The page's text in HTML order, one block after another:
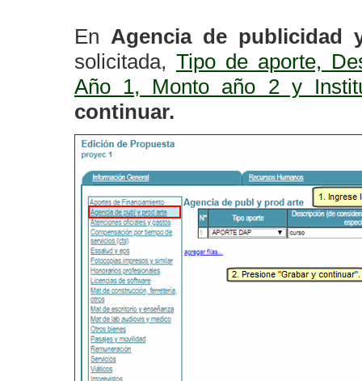
En Agencia de publicidad
solicitada, Tipo de aporte,
Año 1, Monto año 2 y
continuar.